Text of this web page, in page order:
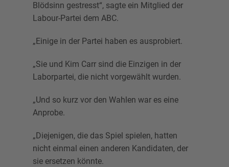
Blödsinn gestresst“, sagte ein Mitglied der
Labour-Partei dem ABC.
„Einige in der Partei haben es ausprobiert.
„Sie und Kim Carr sind die Einzigen in der
Laborpartei, die nicht vorgewählt wurden.
„Und so kurz vor den Wahlen war es eine
Anprobe.
„Diejenigen, die das Spiel spielen, hatten
nicht einmal einen anderen Kandidaten, der
sie ersetzen könnte.